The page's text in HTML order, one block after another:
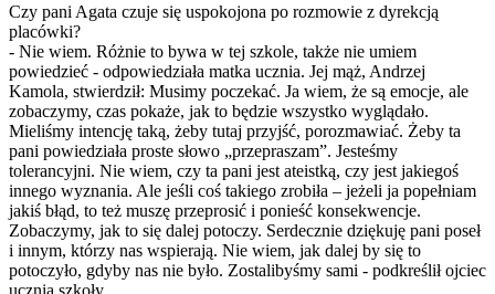
Czy pani Agata czuje się uspokojona po rozmowie z dyrekcją
placówki?
- Nie wiem. Różnie to bywa w tej szkole, także nie umiem
powiedzieć - odpowiedziała matka ucznia. Jej mąż, Andrzej
Kamola, stwierdził: Musimy poczekać. Ja wiem, że są emocje, ale
zobaczymy, czas pokaże, jak to będzie wszystko wyglądało.
Mieliśmy intencję taką, żeby tutaj przyjść, porozmawiać. Żeby ta
pani powiedziała proste słowo „przepraszam”. Jesteśmy
tolerancyjni. Nie wiem, czy ta pani jest ateistką, czy jest jakiegoś
innego wyznania. Ale jeśli coś takiego zrobiła – jeżeli ja popełniam
jakiś błąd, to też muszę przeprosić i ponieść konsekwencje.
Zobaczymy, jak to się dalej potoczy. Serdecznie dziękuję pani poseł
i innym, którzy nas wspierają. Nie wiem, jak dalej by się to
potoczyło, gdyby nas nie było. Zostalibyśmy sami - podkreślił ojciec
ucznia szkoły.